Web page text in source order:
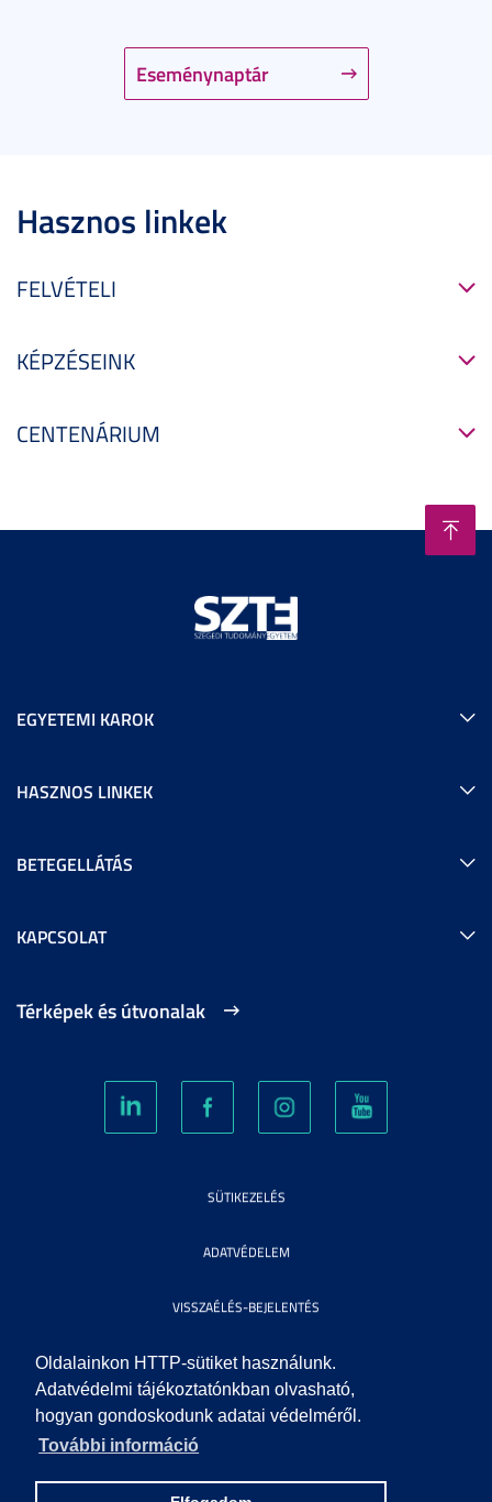
Oldalainkon HTTP-sütiket használunk.
Adatvédelmi tájékoztatónkban olvasható,
hogyan gondoskodunk adatai védelméről.
További információ
Eseménynaptár
Hasznos linkek
FELVÉTELI
KÉPZÉSEINK
CENTENÁRIUM
EGYETEMI KAROK
HASZNOS LINKEK
BETEGELLÁTÁS
KAPCSOLAT
Térképek és útvonalak
SÜTIKEZELÉS
ADATVÉDELEM
VISSZAÉLÉS-BEJELENTÉS
KÖZÉRDEKŰ ADATOK
IMPRESSZUM